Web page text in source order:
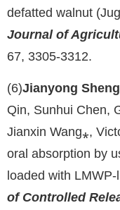
defatted walnut
Journal of
67, 3305-3312.
(6)Jianyong Sheng
Qin, Sunhui Chen,
Jianxin Wang⁎,
oral absorption by
loaded with
of Controlled